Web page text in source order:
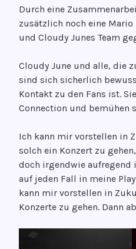
Durch eine
zusätzlich noch eine Mario
und Cloudy Junes Team
Cloudy June und alle, die
sind sich sicherlich
Kontakt zu den Fans ist.
Connection und bemühen
Ich kann mir vorstellen in
solch ein Konzert zu
doch irgendwie aufregend
auf jeden Fall in meine
kann mir vorstellen in
Konzerte zu gehen. Dann